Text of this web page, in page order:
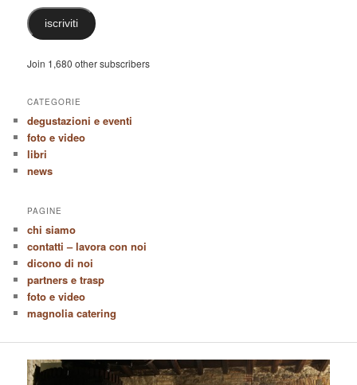
iscriviti
Join 1,680 other subscribers
CATEGORIE
degustazioni e eventi
foto e video
libri
news
PAGINE
chi siamo
contatti – lavora con noi
dicono di noi
partners e trasp
foto e video
magnolia catering